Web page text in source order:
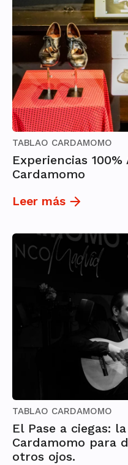
TABLAO CARDAMOMO
Experiencias
Cardamomo
Leer más
TABLAO CARDAMOMO
El Pase a ciegas:
Cardamomo para
otros ojos.